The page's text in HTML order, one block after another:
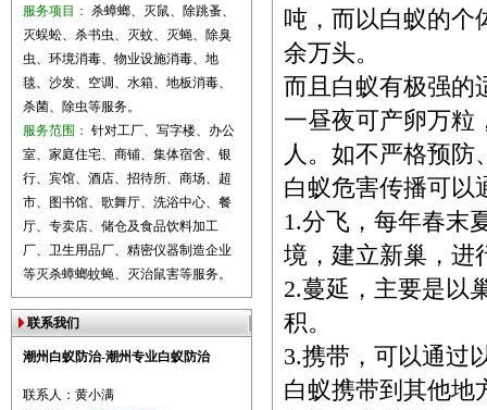
服务项目： 杀蟑螂、灭鼠、除跳蚤、
灭蜈蚣、杀书虫、灭蚊、灭蝇、除臭
虫、环境消毒、物业设施消毒、地
毯、沙发、空调、水箱、地板消毒、
杀菌、除虫等服务。
服务范围： 针对工厂、写字楼、办公
室、家庭住宅、商铺、集体宿舍、银
行、宾馆、酒店、招待所、商场、超
市、图书馆、歌舞厅、洗浴中心、餐
厅、专卖店、储仓及食品饮料加工
厂、卫生用品厂、精密仪器制造企业
等灭杀蟑螂蚊蝇、灭治鼠害等服务。
联系我们
潮州白蚁防治-潮州专业白蚁防治
联系人：黄小满
吨，而以白蚁的个
余万头。
而且白蚁有极强的
一昼夜可产卵万粒
人。如不严格预防
白蚁危害传播可以
1.分飞，每年春末
境，建立新巢，进
2.蔓延，主要是以
积。
3.携带，可以通过
白蚁携带到其他地